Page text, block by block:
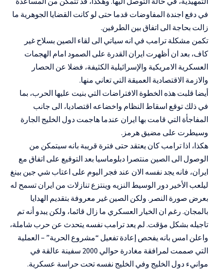
في دفع اجندة المفاوضات قدما حتى لو كانت القضايا الجوهرية ما
زالت بحاجة الى اتفاق بين الطرفين.
تكمن مشكلة ترامب في انه سياتي الى لقاء الصين بسلاح غير
كاف، بعد ان أظهرت ايران القدرة على الصمود امام الهجمات
العسكرية الامريكية والإسرائيلية الكثيفة، فضلا عن الحصار
والازمة الاقتصادية العميقة التي تعاني منها.
أيضا قلبت هذه الخطوة الافتراضات التي بنيت عليها الحرب، بما
في ذلك توقع اسقاط النظام واخضاعه اقتصاديا، الى جانب
المفاجأة التي قامت بها ايران عندما هاجمت دول الخليج الجارة
وسيطرت على مضيق هرمز.
هكذا، اذا ترامب كان يعتقد حتى فترة قريبة بانه سيتمكن من
الوصول الى الصين منتصرا دبلوماسيا بعد التوقيع على اتفاق مع
ايران، فانه يجد نفسه الان عند فجر اليوم على اعتاب شي جين بينغ
ليلعب الأخير دور الوسيط النزيه وينتزع تنازلات من ايران تسمح له
بعرض صورة النصر. ولكن الصين غير معروفة بتقديم الهدايا
بالمجان. رغم ان الخيار العسكري ما زال قائما، ولكن يبدو أنه تم
تاجيله بشكل مؤقت. لم يعد ترامب نفسه يتحدث عن حرب شاملة،
واعلن امس بانه يفحص إعادة تفعيل “مشروع الحرية” – العملية
التي صممت لمرافقة مغادرة حوالي 2000 سفينة عالقة في
موانيء دول الخليج وفي الخليج نفسه تحت حراسة عسكرية.